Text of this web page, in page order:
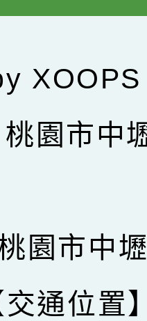
XOOPS
桃園市中
園市中
交通位置